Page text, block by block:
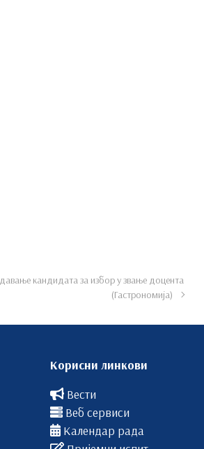
кандидата за избор у звање доцента
(Гастрономија)
Корисни линкови
Вести
Веб сервиси
Календар рада